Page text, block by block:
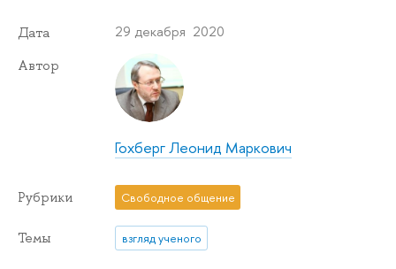
Дата 29 декабря 2020
Автор
Гохберг Леонид Маркович
Рубрики Свободное общение
Темы взгляд ученого